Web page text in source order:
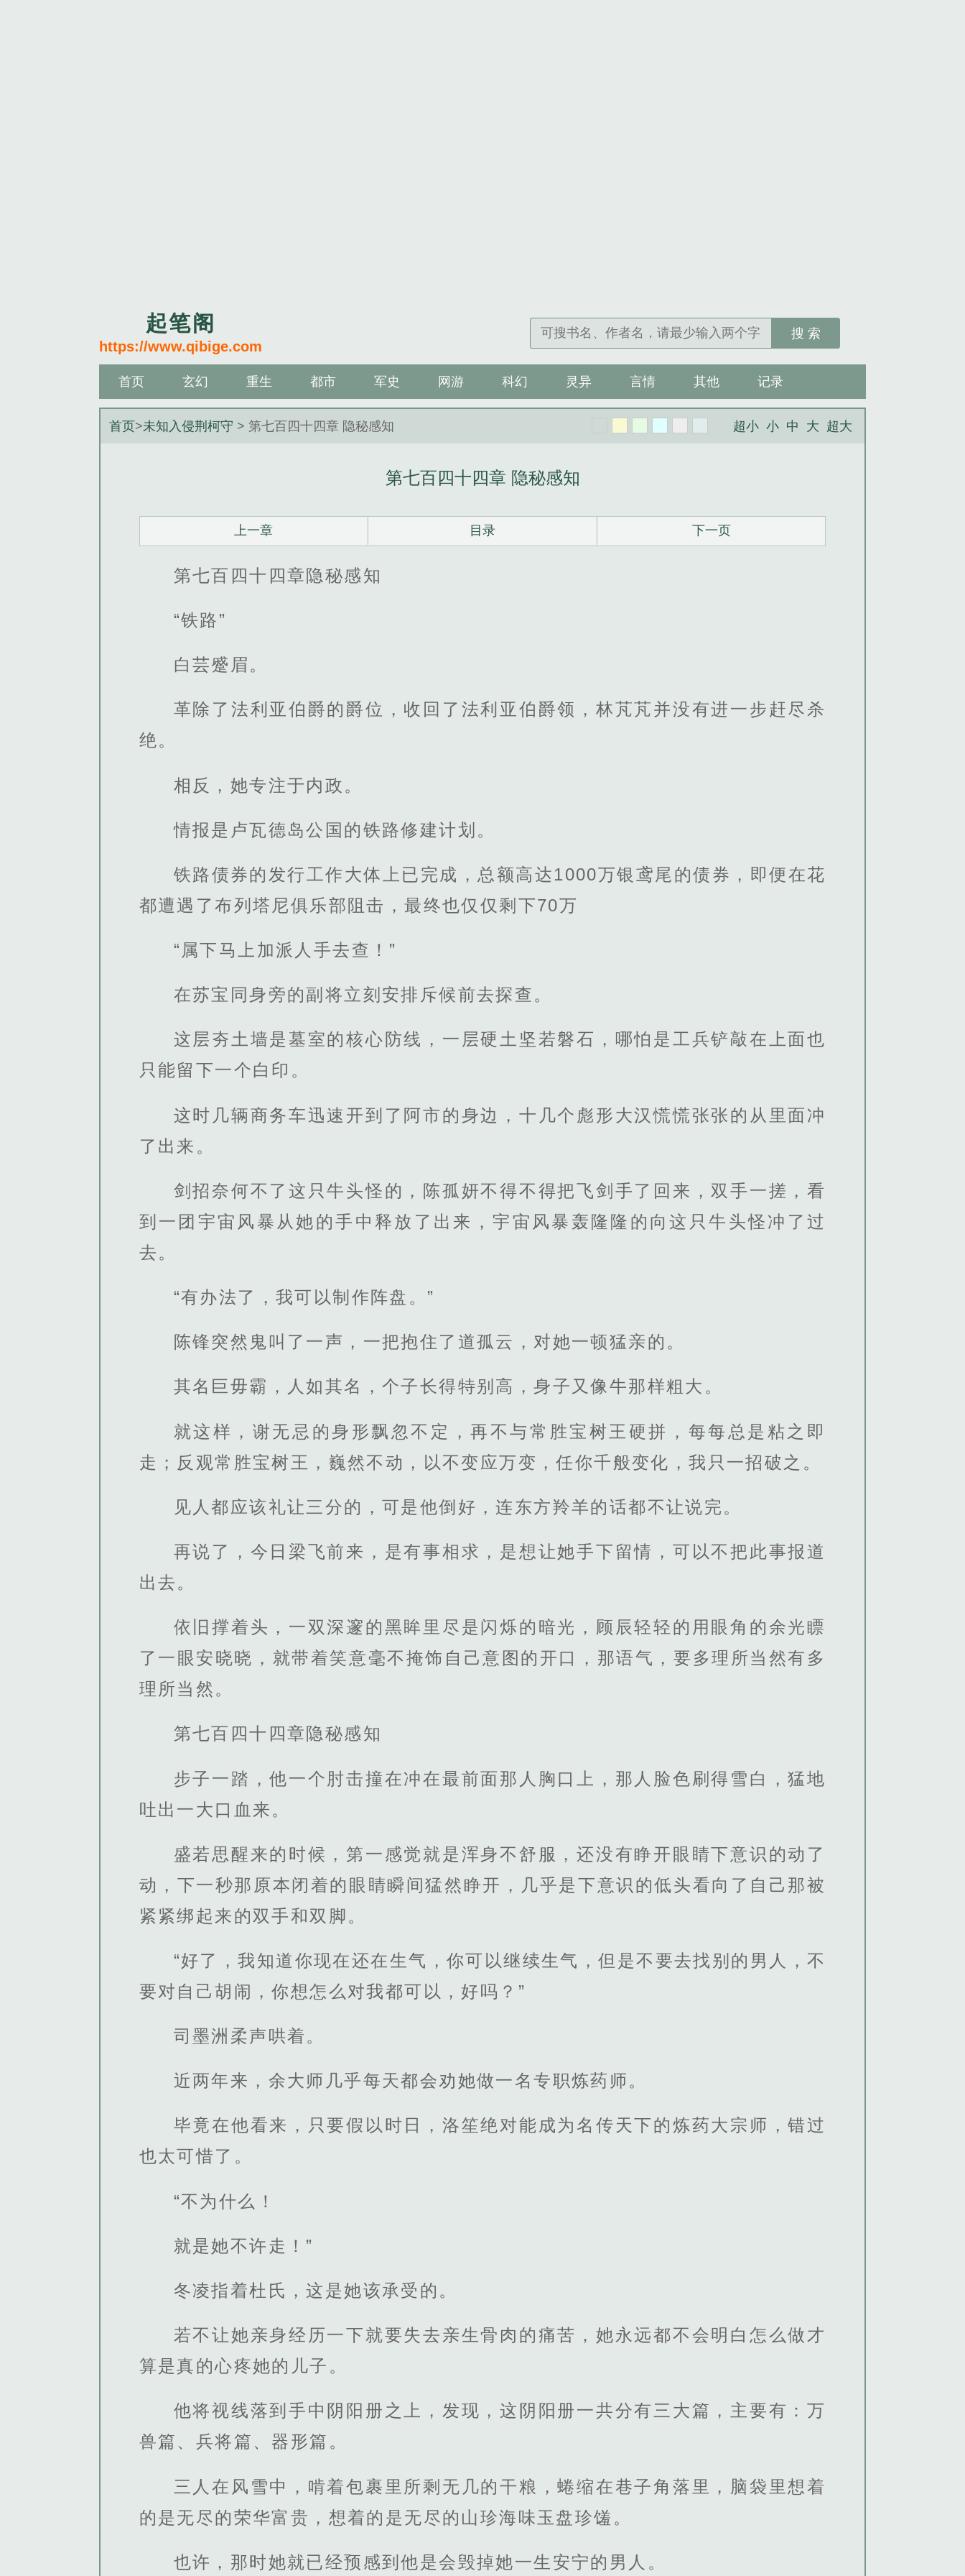
起笔阁
https://www.qibige.com
搜 索
首页 玄幻 重生 都市 军史 网游 科幻 灵异 言情 其他 记录
首页>未知入侵荆柯守 > 第七百四十四章 隐秘感知 超小 小 中 大 超大
第七百四十四章 隐秘感知
上一章 目录 下一页
第七百四十四章隐秘感知
“铁路”
白芸蹙眉。
革除了法利亚伯爵的爵位，收回了法利亚伯爵领，林芃芃并没有进一步赶尽杀
绝。
相反，她专注于内政。
情报是卢瓦德岛公国的铁路修建计划。
铁路债券的发行工作大体上已完成，总额高达1000万银鸢尾的债券，即便在花
都遭遇了布列塔尼俱乐部阻击，最终也仅仅剩下70万
“属下马上加派人手去查！”
在苏宝同身旁的副将立刻安排斥候前去探查。
这层夯土墙是墓室的核心防线，一层硬土坚若磐石，哪怕是工兵铲敲在上面也
只能留下一个白印。
这时几辆商务车迅速开到了阿市的身边，十几个彪形大汉慌慌张张的从里面冲
了出来。
剑招奈何不了这只牛头怪的，陈孤妍不得不得把飞剑手了回来，双手一搓，看
到一团宇宙风暴从她的手中释放了出来，宇宙风暴轰隆隆的向这只牛头怪冲了过
去。
“有办法了，我可以制作阵盘。”
陈锋突然鬼叫了一声，一把抱住了道孤云，对她一顿猛亲的。
其名巨毋霸，人如其名，个子长得特别高，身子又像牛那样粗大。
就这样，谢无忌的身形飘忽不定，再不与常胜宝树王硬拼，每每总是粘之即
走；反观常胜宝树王，巍然不动，以不变应万变，任你千般变化，我只一招破之。
见人都应该礼让三分的，可是他倒好，连东方羚羊的话都不让说完。
再说了，今日梁飞前来，是有事相求，是想让她手下留情，可以不把此事报道
出去。
依旧撑着头，一双深邃的黑眸里尽是闪烁的暗光，顾辰轻轻的用眼角的余光瞟
了一眼安晓晓，就带着笑意毫不掩饰自己意图的开口，那语气，要多理所当然有多
理所当然。
第七百四十四章隐秘感知
步子一踏，他一个肘击撞在冲在最前面那人胸口上，那人脸色刷得雪白，猛地
吐出一大口血来。
盛若思醒来的时候，第一感觉就是浑身不舒服，还没有睁开眼睛下意识的动了
动，下一秒那原本闭着的眼睛瞬间猛然睁开，几乎是下意识的低头看向了自己那被
紧紧绑起来的双手和双脚。
“好了，我知道你现在还在生气，你可以继续生气，但是不要去找别的男人，不
要对自己胡闹，你想怎么对我都可以，好吗？”
司墨洲柔声哄着。
近两年来，余大师几乎每天都会劝她做一名专职炼药师。
毕竟在他看来，只要假以时日，洛笙绝对能成为名传天下的炼药大宗师，错过
也太可惜了。
“不为什么！
就是她不许走！”
冬凌指着杜氏，这是她该承受的。
若不让她亲身经历一下就要失去亲生骨肉的痛苦，她永远都不会明白怎么做才
算是真的心疼她的儿子。
他将视线落到手中阴阳册之上，发现，这阴阳册一共分有三大篇，主要有：万
兽篇、兵将篇、器形篇。
三人在风雪中，啃着包裹里所剩无几的干粮，蜷缩在巷子角落里，脑袋里想着
的是无尽的荣华富贵，想着的是无尽的山珍海味玉盘珍馐。
也许，那时她就已经预感到他是会毁掉她一生安宁的男人。